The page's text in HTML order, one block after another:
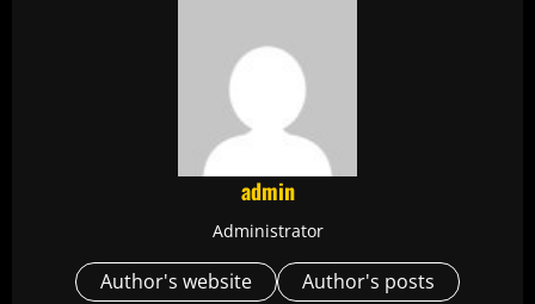
admin
Administrator
Author's website Author's posts